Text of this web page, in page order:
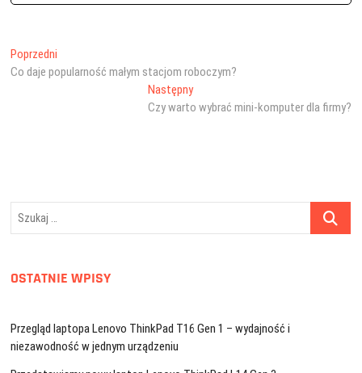
Nawigacja
wpisu
Poprzedni
wpis:
Co daje popularność małym stacjom roboczym?
NastępnyNastępny
wpis:
Czy warto wybrać mini-komputer dla firmy?
Szukaj
OSTATNIE WPISY
Przegląd laptopa Lenovo ThinkPad T16 Gen 1 – wydajność i
niezawodność w jednym urządzeniu